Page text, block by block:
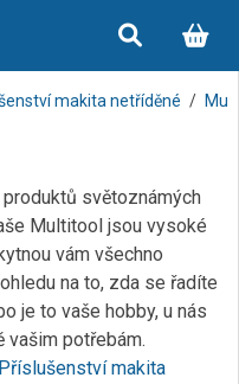
makita netříděné
světoznámých
Multitool jsou vysoké
vám všechno
na to, zda se řadíte
je to vaše hobby, u nás
vašim potřebám.
Příslušenství makita